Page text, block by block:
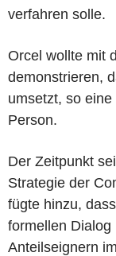
verfahren solle.
Orcel wollte mit
demonstrieren,
umsetzt, so
Person.
Der Zeitpunkt
Strategie der
fügte hinzu,
formellen Dialog
Anteilseignern